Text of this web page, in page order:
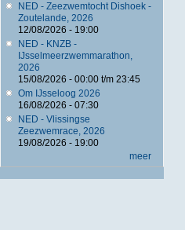
NED - Zeezwemtocht Dishoek -
Zoutelande, 2026
12/08/2026 - 19:00
NED - KNZB -
IJsselmeerzwemmarathon,
2026
15/08/2026 - 00:00t/m 23:45
Om IJsseloog 2026
16/08/2026 - 07:30
NED - Vlissingse
Zeezwemrace, 2026
19/08/2026 - 19:00
meer